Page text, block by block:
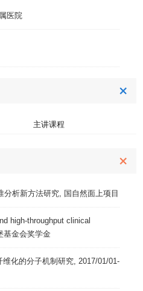
医院
主讲课程
析新方法研究, 国自然面上项目
high-throughput clinical
基金会奖学金
化的分子机制研究, 2017/01/01-